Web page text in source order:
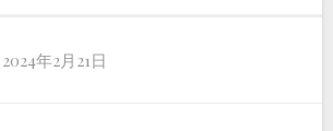
2024年2月21日